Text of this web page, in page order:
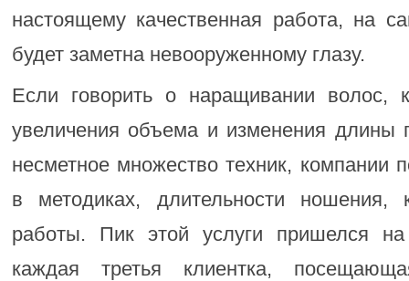
настоящему качественная работа, на
будет заметна невооруженному глазу.
Если говорить о наращивании волос,
увеличения объема и изменения длины
несметное множество техник, компании
в методиках, длительности ношения,
работы. Пик этой услуги пришелся
каждая третья клиентка,